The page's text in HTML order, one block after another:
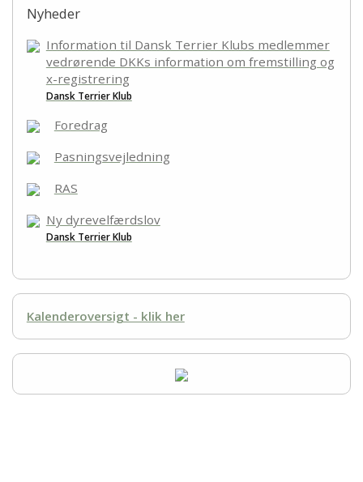
Udstilling
Racegruppen
Links
Nyheder
Information til Dansk Terrier Klubs medlemmer
vedrørende DKKs information om fremstilling og
x-registrering
Dansk Terrier Klub
Foredrag
Pasningsvejledning
RAS
Ny dyrevelfærdslov
Dansk Terrier Klub
Kalenderoversigt - klik her